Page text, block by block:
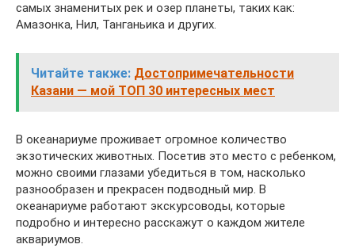
самых знаменитых рек и озер планеты, таких как:
Амазонка, Нил, Танганьика и других.
Читайте также: Достопримечательности
Казани — мой ТОП 30 интересных мест
В океанариуме проживает огромное количество
экзотических животных. Посетив это место с ребенком,
можно своими глазами убедиться в том, насколько
разнообразен и прекрасен подводный мир. В
океанариуме работают экскурсоводы, которые
подробно и интересно расскажут о каждом жителе
аквариумов.